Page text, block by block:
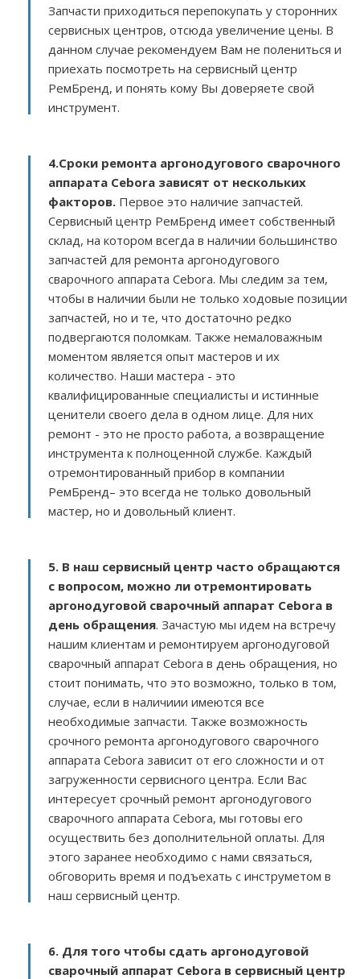
Запчасти приходиться перепокупать у сторонних
сервисных центров, отсюда увеличение цены. В
данном случае рекомендуем Вам не полениться и
приехать посмотреть на сервисный центр
РемБренд, и понять кому Вы доверяете свой
инструмент.
4.Сроки ремонта аргонодугового сварочного
аппарата Cebora зависят от нескольких
факторов. Первое это наличие запчастей.
Сервисный центр РемБренд имеет собственный
склад, на котором всегда в наличии большинство
запчастей для ремонта аргонодугового
сварочного аппарата Cebora. Мы следим за тем,
чтобы в наличии были не только ходовые позиции
запчастей, но и те, что достаточно редко
подвергаются поломкам. Также немаловажным
моментом является опыт мастеров и их
количество. Наши мастера - это
квалифицированные специалисты и истинные
ценители своего дела в одном лице. Для них
ремонт - это не просто работа, а возвращение
инструмента к полноценной службе. Каждый
отремонтированный прибор в компании
РемБренд– это всегда не только довольный
мастер, но и довольный клиент.
5. В наш сервисный центр часто обращаются
с вопросом, можно ли отремонтировать
аргонодуговой сварочный аппарат Cebora в
день обращения. Зачастую мы идем на встречу
нашим клиентам и ремонтируем аргонодуговой
сварочный аппарат Cebora в день обращения, но
стоит понимать, что это возможно, только в том,
случае, если в наличиии имеются все
необходимые запчасти. Также возможность
срочного ремонта аргонодугового сварочного
аппарата Cebora зависит от его сложности и от
загруженности сервисного центра. Если Вас
интересует срочный ремонт аргонодугового
сварочного аппарата Cebora, мы готовы его
осуществить без дополнительной оплаты. Для
этого заранее необходимо с нами связаться,
обговорить время и подъехать с инструметом в
наш сервисный центр.
6. Для того чтобы сдать аргонодуговой
сварочный аппарат Cebora в сервисный центр